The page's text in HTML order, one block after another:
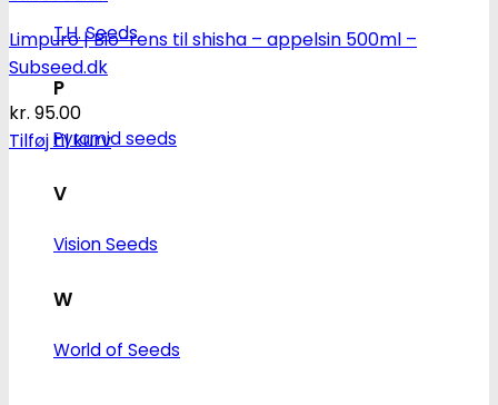
T.H. Seeds
P
Pyramid seeds
V
Vision Seeds
W
World of Seeds
Limpuro | Bio-rens til shisha – appelsin 500ml –
Subseed.dk
kr. 95.00
Tilføj til kurv